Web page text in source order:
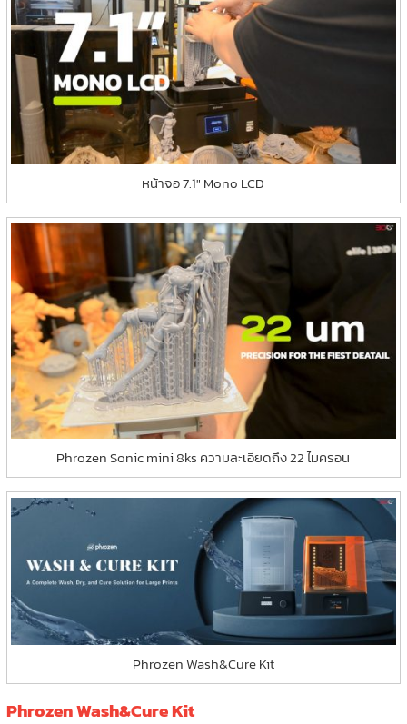
หน้าจอ 7.1″ Mono LCD
Phrozen Sonic mini 8ks ความละเอียดถึง 22 ไมครอน
Phrozen Wash&Cure Kit
Phrozen Wash&Cure Kit